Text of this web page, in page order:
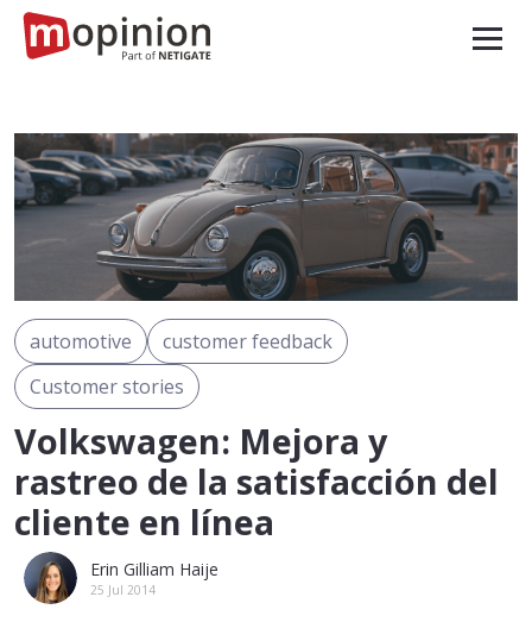
automotive
customer feedback
Customer stories
Volkswagen: Mejora y
rastreo de la satisfacción del
cliente en línea
Erin Gilliam Haije
25 Jul 2014